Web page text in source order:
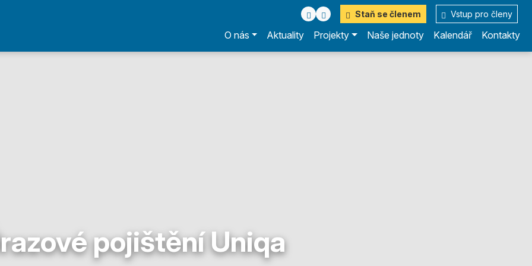
Staň se členem Vstup pro členy
O nás Aktuality Projekty Naše jednoty Kalendář Kontakty
pojištění Uniqa